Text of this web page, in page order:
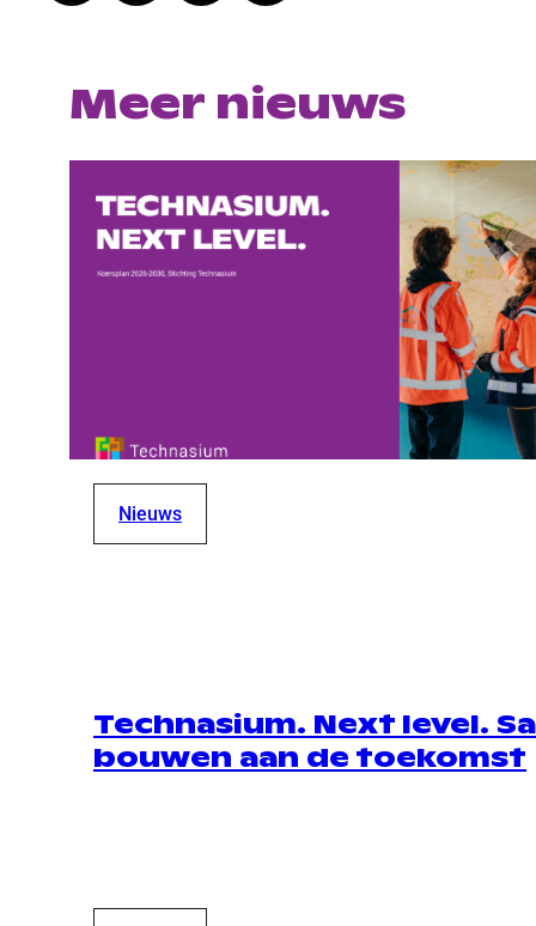
Meer nieuws
Nieuws
Technasium. Next level.
bouwen aan de toekomst